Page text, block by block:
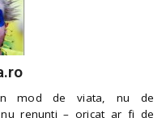
mod de viata, nu de
renunti – oricat ar fi de